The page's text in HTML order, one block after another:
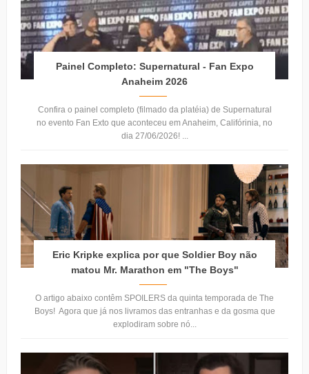
Painel Completo: Supernatural - Fan Expo
Anaheim 2026
Confira o painel completo (filmado da platéia) de Supernatural
no evento Fan Exto que aconteceu em Anaheim, Califórinia, no
dia 27/06/2026! ...
Eric Kripke explica por que Soldier Boy não
matou Mr. Marathon em "The Boys"
O artigo abaixo contêm SPOILERS da quinta temporada de The
Boys! Agora que já nos livramos das entranhas e da gosma que
explodiram sobre nó...